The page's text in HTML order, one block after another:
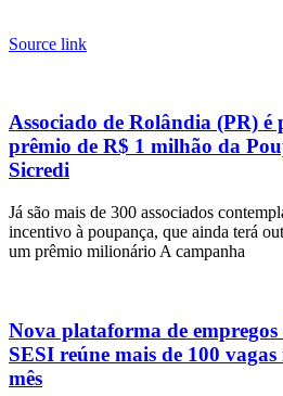
Source link
Associado de Rolândia (PR)
prêmio de R$ 1 milhão da
Sicredi
Já são mais de 300 associados
incentivo à poupança, que ainda terá
um prêmio milionário A campanha
Nova plataforma de
SESI reúne mais de 100
mês